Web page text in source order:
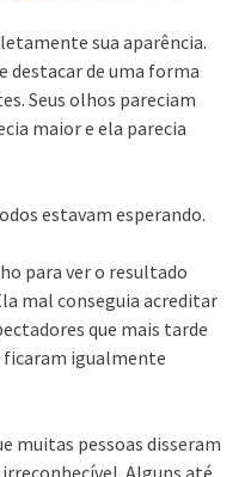
sua aparência.
destacar de uma forma
Seus olhos pareciam
maior e ela parecia
estavam esperando.
para ver o resultado
mal conseguia acreditar
que mais tarde
ficaram igualmente
muitas pessoas disseram
Alguns até